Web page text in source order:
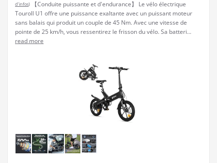
d’infos)
【Conduite puissante et d'endurance】 Le vélo électrique
Touroll U1 offre une puissance exaltante avec un puissant moteur
sans balais qui produit un couple de 45 Nm. Avec une vitesse de
pointe de 25 km/h, vous ressentirez le frisson du vélo. Sa batteri...
read more